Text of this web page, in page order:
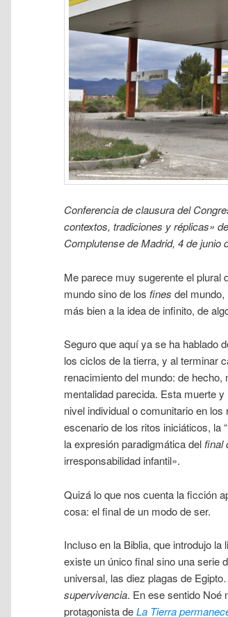
Conferencia de clausura del
contextos, tradiciones y réplicas»
Complutense de Madrid, 4 de junio
Me parece muy sugerente el plural
mundo sino de los fines del mundo,
más bien a la idea de infinito, de
Seguro que aquí ya se ha hablado
los ciclos de la tierra, y al terminar
renacimiento del mundo: de
mentalidad parecida. Esta muerte
nivel individual o comunitario en
escenario de los ritos iniciáticos, la
la expresión paradigmática delfinal
irresponsabilidad infantil».
Quizá lo que nos cuenta la ficción
cosa: el final de un modo de ser.
Incluso en la Biblia, que introdujo
existe un único final sino una serie
universal, las diez plagas de
supervivencia. En ese sentido Noé
protagonista deLa Tierra